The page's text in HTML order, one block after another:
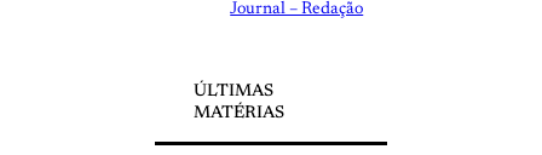
Journal – Redação
ÚLTIMAS
MATÉRIAS